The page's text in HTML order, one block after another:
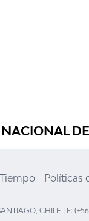
Políticas
CHILE | F: